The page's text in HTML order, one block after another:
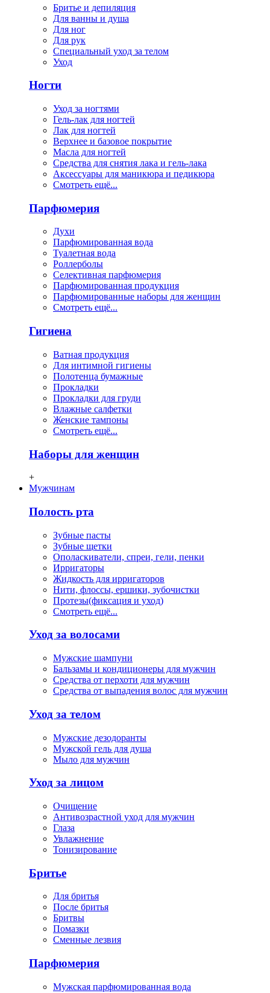
Бритье и депиляция
Для ванны и душа
Для ног
Для рук
Специальный уход за телом
Уход
Ногти
Уход за ногтями
Гель-лак для ногтей
Лак для ногтей
Верхнее и базовое покрытие
Масла для ногтей
Средства для снятия лака и гель-лака
Аксессуары для маникюра и педикюра
Смотреть ещё...
Парфюмерия
Духи
Парфюмированная вода
Туалетная вода
Роллерболы
Селективная парфюмерия
Парфюмированная продукция
Парфюмированные наборы для женщин
Смотреть ещё...
Гигиена
Ватная продукция
Для интимной гигиены
Полотенца бумажные
Прокладки
Прокладки для груди
Влажные салфетки
Женские тампоны
Смотреть ещё...
Наборы для женщин
+
Мужчинам
Полость рта
Зубные пасты
Зубные щетки
Ополаскиватели, спреи, гели, пенки
Ирригаторы
Жидкость для ирригаторов
Нити, флосcы, ершики, зубочистки
Протезы(фиксация и уход)
Смотреть ещё...
Уход за волосами
Мужские шампуни
Бальзамы и кондиционеры для мужчин
Средства от перхоти для мужчин
Средства от выпадения волос для мужчин
Уход за телом
Мужские дезодоранты
Мужской гель для душа
Мыло для мужчин
Уход за лицом
Очищение
Антивозрастной уход для мужчин
Глаза
Увлажнение
Тонизирование
Бритье
Для бритья
После бритья
Бритвы
Помазки
Сменные лезвия
Парфюмерия
Мужская парфюмированная вода